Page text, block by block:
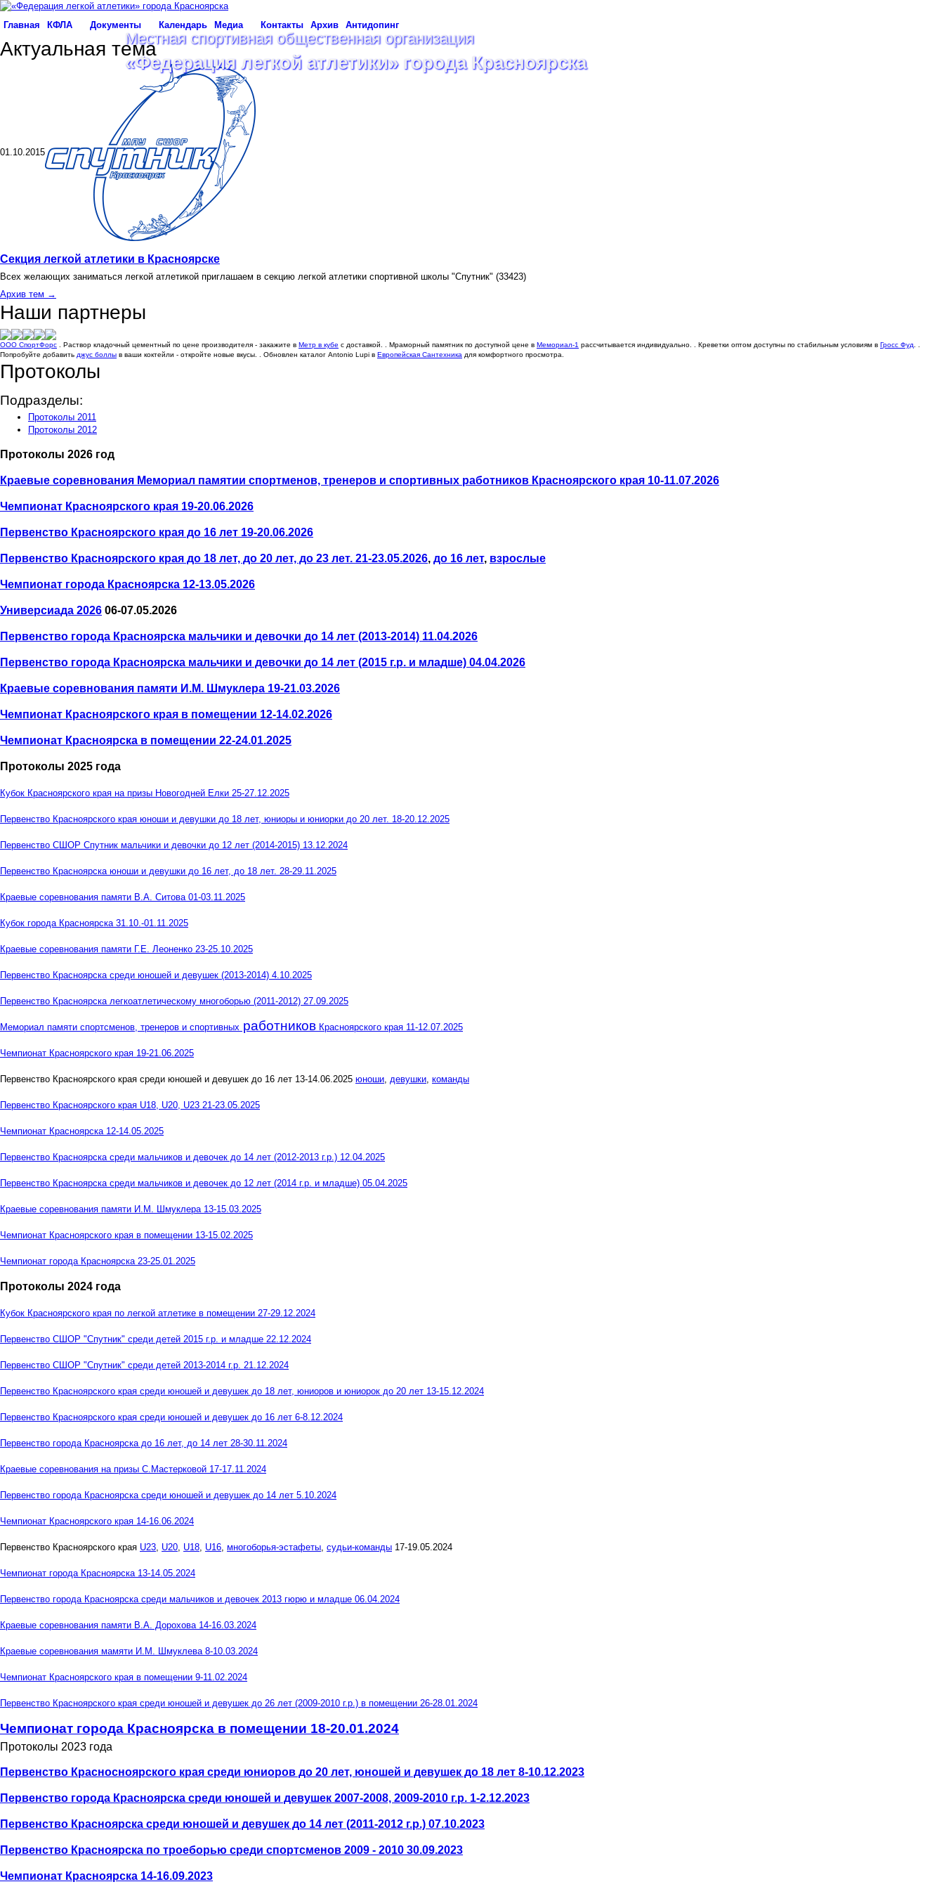
Местная спортивная общественная организация
«Федерация легкой атлетики» города Красноярска
Главная КФЛА Документы Календарь Медиа Контакты Архив Антидопинг
Актуальная тема
01.10.2015
Секция легкой атлетики в Красноярске
Всех желающих заниматься легкой атлетикой приглашаем в секцию легкой атлетики спортивной школы "Спутник" (33423)
Архив тем →
Наши партнеры
ООО СпортФорс . Раствор кладочный цементный по цене производителя - закажите в Метр в кубе с доставкой. . Мраморный памятник по доступной цене в Мемориал-1 рассчитывается индивидуально. . Креветки оптом доступны по стабильным условиям в Гросс Фуд. .
Попробуйте добавить джус боллы в ваши коктейли - откройте новые вкусы. . Обновлен каталог Antonio Lupi в Европейская Сантехника для комфортного просмотра.
Протоколы
Подразделы:
Протоколы 2011
Протоколы 2012
Протоколы 2026 год
Краевые соревнования Мемориал памятии спортменов, тренеров и спортивных работников Красноярского края 10-11.07.2026
Чемпионат Красноярского края 19-20.06.2026
Первенство Красноярского края до 16 лет 19-20.06.2026
Первенство Красноярского края до 18 лет, до 20 лет, до 23 лет. 21-23.05.2026, до 16 лет, взрослые
Чемпионат города Красноярска 12-13.05.2026
Универсиада 2026 06-07.05.2026
Первенство города Красноярска мальчики и девочки до 14 лет (2013-2014) 11.04.2026
Первенство города Красноярска мальчики и девочки до 14 лет (2015 г.р. и младше) 04.04.2026
Краевые соревнования памяти И.М. Шмуклера 19-21.03.2026
Чемпионат Красноярского края в помещении 12-14.02.2026
Чемпионат Красноярска в помещении 22-24.01.2025
Протоколы 2025 года
Кубок Красноярского края на призы Новогодней Елки 25-27.12.2025
Первенство Красноярского края юноши и девушки до 18 лет, юниоры и юниорки до 20 лет. 18-20.12.2025
Первенство СШОР Спутник мальчики и девочки до 12 лет (2014-2015) 13.12.2024
Первенство Красноярска юноши и девушки до 16 лет, до 18 лет. 28-29.11.2025
Краевые соревнования памяти В.А. Ситова 01-03.11.2025
Кубок города Красноярска 31.10.-01.11.2025
Краевые соревнования памяти Г.Е. Леоненко 23-25.10.2025
Первенство Красноярска среди юношей и девушек (2013-2014) 4.10.2025
Первенство Красноярска легкоатлетическому многоборью (2011-2012) 27.09.2025
Мемориал памяти спортсменов, тренеров и спортивных работников Красноярского края 11-12.07.2025
Чемпионат Красноярского края 19-21.06.2025
Первенство Красноярского края среди юношей и девушек до 16 лет 13-14.06.2025 юноши, девушки, команды
Первенство Красноярского края U18, U20, U23 21-23.05.2025
Чемпионат Красноярска 12-14.05.2025
Первенство Красноярска среди мальчиков и девочек до 14 лет (2012-2013 г.р.) 12.04.2025
Первенство Красноярска среди мальчиков и девочек до 12 лет (2014 г.р. и младше) 05.04.2025
Краевые соревнования памяти И.М. Шмуклера 13-15.03.2025
Чемпионат Красноярского края в помещении 13-15.02.2025
Чемпионат города Красноярска 23-25.01.2025
Протоколы 2024 года
Кубок Красноярского края по легкой атлетике в помещении 27-29.12.2024
Первенство СШОР "Спутник" среди детей 2015 г.р. и младше 22.12.2024
Первенство СШОР "Спутник" среди детей 2013-2014 г.р. 21.12.2024
Первенство Красноярского края среди юношей и девушек до 18 лет, юниоров и юниорок до 20 лет 13-15.12.2024
Первенство Красноярского края среди юношей и девушек до 16 лет 6-8.12.2024
Первенство города Красноярска до 16 лет, до 14 лет 28-30.11.2024
Краевые соревнования на призы С.Мастерковой 17-17.11.2024
Первенство города Красноярска среди юношей и девушек до 14 лет 5.10.2024
Чемпионат Красноярского края 14-16.06.2024
Первенство Красноярского края U23, U20, U18, U16, многоборья-эстафеты, судьи-команды 17-19.05.2024
Чемпионат города Красноярска 13-14.05.2024
Первенство города Красноярска среди мальчиков и девочек 2013 гюрю и младше 06.04.2024
Краевые соревнования памяти В.А. Дорохова 14-16.03.2024
Краевые соревнования мамяти И.М. Шмуклева 8-10.03.2024
Чемпионат Красноярского края в помещении 9-11.02.2024
Первенство Красноярского края среди юношей и девушек до 26 лет (2009-2010 г.р.) в помещении 26-28.01.2024
Чемпионат города Красноярска в помещении 18-20.01.2024
Протоколы 2023 года
Первенство Красносноярского края среди юниоров до 20 лет, юношей и девушек до 18 лет 8-10.12.2023
Первенство города Красноярска среди юношей и девушек 2007-2008, 2009-2010 г.р. 1-2.12.2023
Первенство Красноярска среди юношей и девушек до 14 лет (2011-2012 г.р.) 07.10.2023
Первенство Красноярска по троеборью среди спортсменов 2009 - 2010 30.09.2023
Чемпионат Красноярска 14-16.09.2023